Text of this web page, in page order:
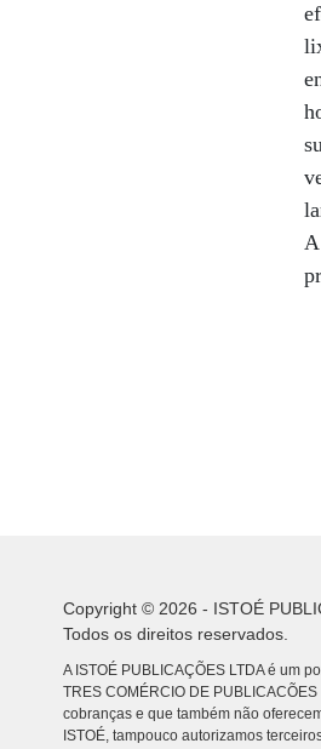
Copyright © 2026 - ISTOÉ
Todos os direitos reservados.
A ISTOÉ PUBLICAÇÕES LTDA é um
TRES COMÉRCIO DE
cobranças e que também não
ISTOÉ, tampouco autorizamos